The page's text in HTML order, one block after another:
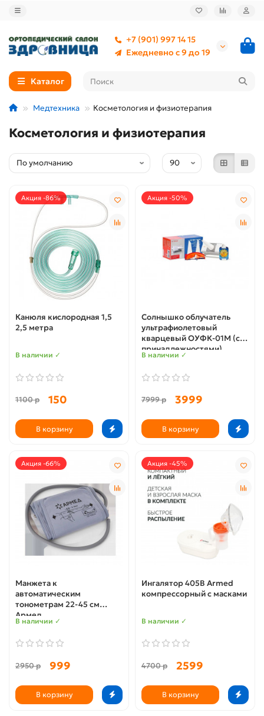
+7 (901) 997 14 15
Ежедневно с 9 до 19
Каталог
Медтехника Косметология и физиотерапия
Косметология и физиотерапия
Акция -86%
Канюля кислородная 1,5
2,5 метра
В наличии ✓
1100 р 150
В корзину
Акция -50%
Солнышко облучатель
ультрафиолетовый
кварцевый ОУФК-01М (с
принадлежностями)
В наличии ✓
7999 р 3999
В корзину
Акция -66%
Манжета к
автоматическим
тонометрам 22-45 см
Армед
В наличии ✓
2950 р 999
В корзину
Акция -45%
Ингалятор 405В Armed
компрессорный с масками
В наличии ✓
4700 р 2599
В корзину